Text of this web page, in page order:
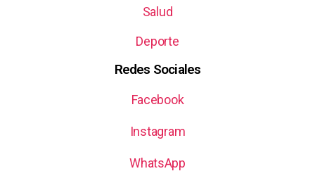
Salud
Deporte
Redes Sociales
Facebook
Instagram
WhatsApp